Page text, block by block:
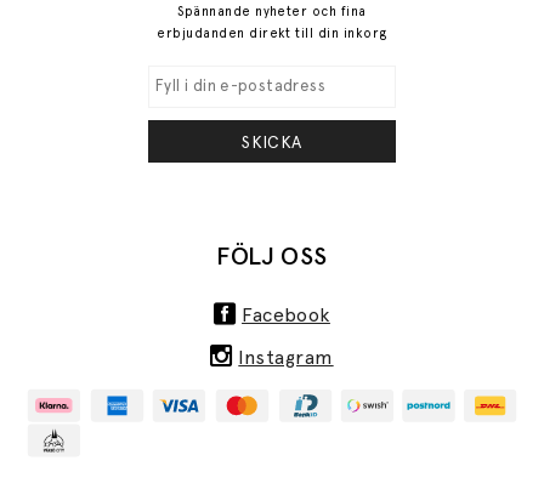
Spännande nyheter och fina
erbjudanden direkt till din inkorg
SKICKA
FÖLJ OSS
Facebook
Instagram